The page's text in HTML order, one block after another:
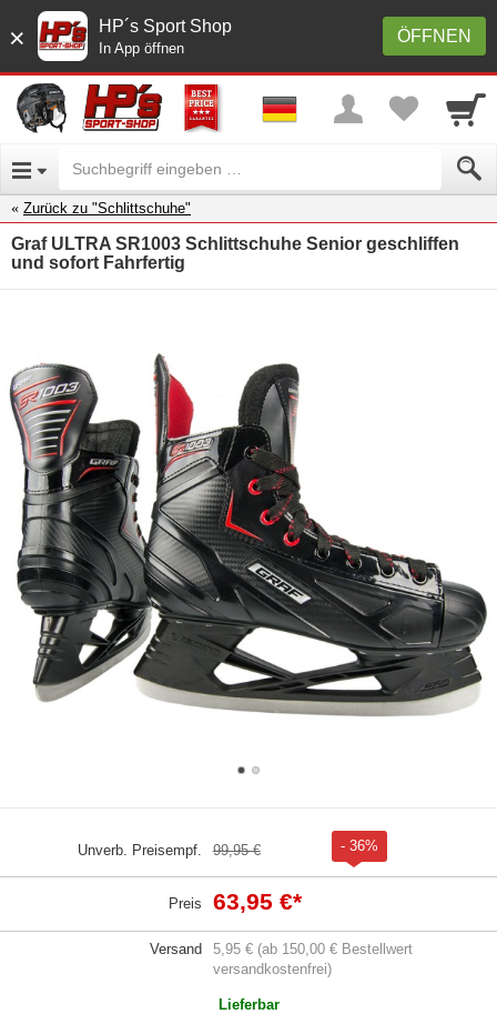
× ÖFFNEN
HP´s Sport Shop
In App öffnen
Zurück zu "Schlittschuhe"
Graf ULTRA SR1003 Schlittschuhe Senior geschliffen
und sofort Fahrfertig
Unverb. Preisempf. 99,95 € - 36%
Preis 63,95 €*
Versand
5,95 € (ab 150,00 € Bestellwert
versandkostenfrei)
Lieferbar